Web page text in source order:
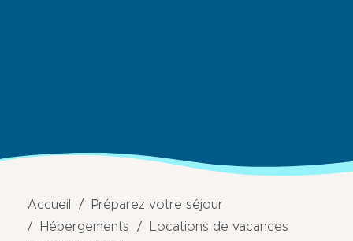
Accueil
Préparez votre séjour
Hébergements
Locations de vacances